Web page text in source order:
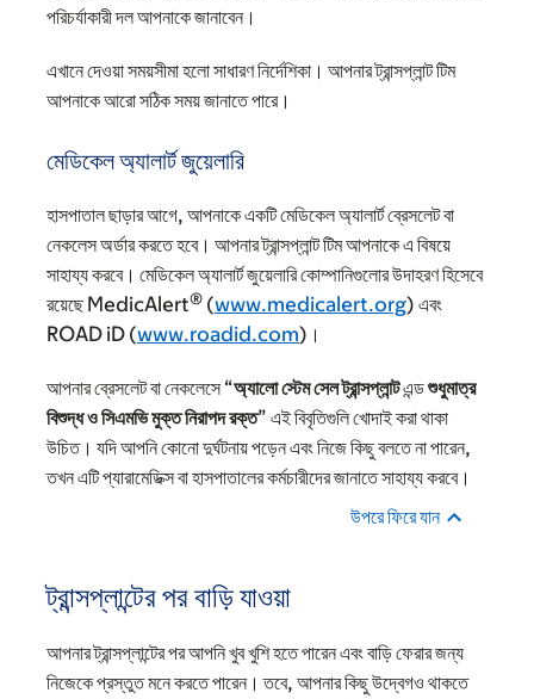
পরিচর্যাকারী দল আপনাকে জানাবেন।
এখানে দেওয়া সময়সীমা হলো সাধারণ নির্দেশিকা। আপনার ট্রান্সপ্লান্ট টিম
আপনাকে আরো সঠিক সময় জানাতে পারে।
মেডিকেল অ্যালার্ট জুয়েলারি
হাসপাতাল ছাড়ার আগে, আপনাকে একটি মেডিকেল অ্যালার্ট ব্রেসলেট বা
নেকলেস অর্ডার করতে হবে। আপনার ট্রান্সপ্লান্ট টিম আপনাকে এ বিষয়ে
সাহায্য করবে। মেডিকেল অ্যালার্ট জুয়েলারি কোম্পানিগুলোর উদাহরণ হিসেবে
রয়েছে MedicAlert® (www.medicalert.org) এবং
ROAD iD (www.roadid.com)।
আপনার ব্রেসলেট বা নেকলেসে “অ্যালো স্টেম সেল ট্রান্সপ্লান্টএন্ডশুধুমাত্র
বিশুদ্ধ ও সিএমভি মুক্ত নিরাপদ রক্ত” এই বিবৃতিগুলি খোদাই করা থাকা
উচিত। যদি আপনি কোনো দুর্ঘটনায় পড়েন এবং নিজে কিছু বলতে না পারেন,
তখন এটি প্যারামেডিক্স বা হাসপাতালের কর্মচারীদের জানাতে সাহায্য করবে।
উপরে ফিরে যান
ট্রান্সপ্লান্টের পর বাড়ি যাওয়া
আপনার ট্রান্সপ্লান্টের পর আপনি খুব খুশি হতে পারেন এবং বাড়ি ফেরার জন্য
নিজেকে প্রস্তুত মনে করতে পারেন। তবে, আপনার কিছু উদ্বেগও থাকতে